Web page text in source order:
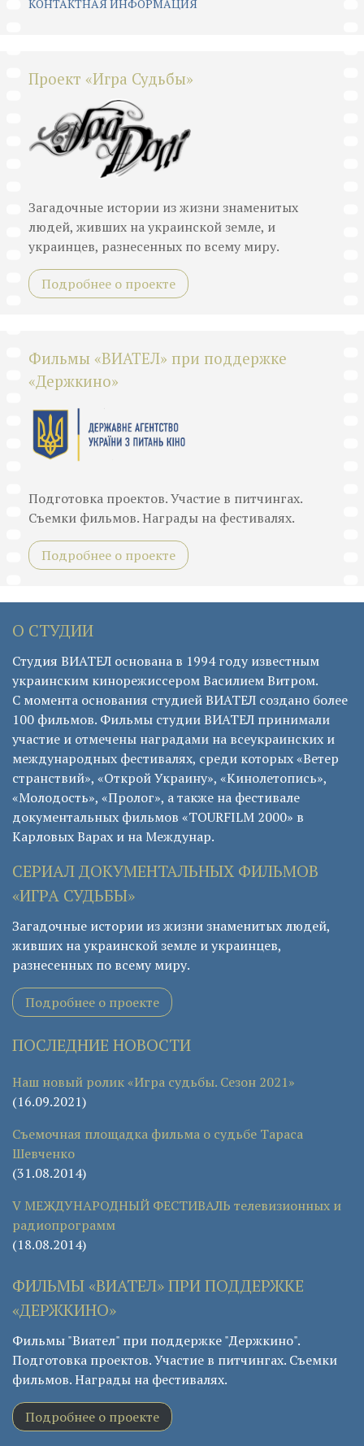
КОНТАКТНАЯ ИНФОРМАЦИЯ
Проект «Игра Судьбы»
Загадочные истории из жизни знаменитых
людей, живших на украинской земле, и
украинцев, разнесенных по всему миру.
Подробнее о проекте
Фильмы «ВИАТЕЛ» при поддержке
«Держкино»
Подготовка проектов. Участие в питчингах.
Съемки фильмов. Награды на фестивалях.
Подробнее о проекте
О СТУДИИ
Студия ВИАТЕЛ основана в 1994 году известным
украинским кинорежиссером Василием Витром.
С момента основания студией ВИАТЕЛ создано более
100 фильмов. Фильмы студии ВИАТЕЛ принимали
участие и отмечены наградами на всеукраинских и
международных фестивалях, среди которых «Ветер
странствий», «Открой Украину», «Кинолетопись»,
«Молодость», «Пролог», а также на фестивале
документальных фильмов «TOURFILM 2000» в
Карловых Варах и на Междунар.
СЕРИАЛ ДОКУМЕНТАЛЬНЫХ ФИЛЬМОВ
«ИГРА СУДЬБЫ»
Загадочные истории из жизни знаменитых людей,
живших на украинской земле и украинцев,
разнесенных по всему миру.
Подробнее о проекте
ПОСЛЕДНИЕ НОВОСТИ
Наш новый ролик «Игра судьбы. Сезон 2021»
(16.09.2021)
Съемочная площадка фильма о судьбе Тараса
Шевченко
(31.08.2014)
V МЕЖДУНАРОДНЫЙ ФЕСТИВАЛЬ телевизионных и
радиопрограмм
(18.08.2014)
ФИЛЬМЫ «ВИАТЕЛ» ПРИ ПОДДЕРЖКЕ
«ДЕРЖКИНО»
Фильмы "Виател" при поддержке "Держкино".
Подготовка проектов. Участие в питчингах. Съемки
фильмов. Награды на фестивалях.
Подробнее о проекте